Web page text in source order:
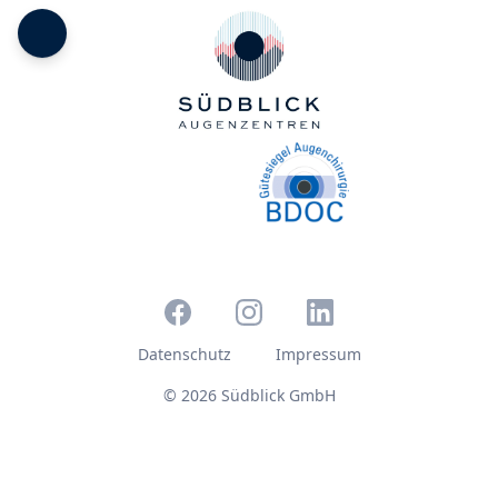
© 2026 Südblick GmbH
Datenschutz Impressum